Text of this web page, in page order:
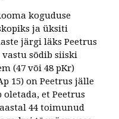
koguduse
ja üksiti
järgi läks Peetrus
vastu sõdib siiski
(47 või 48 pKr)
15) on Peetrus jälle
et Peetrus
44 toimunud